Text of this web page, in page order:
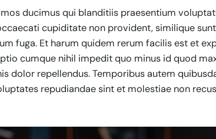
ducimus qui blanditiis praesentium
cupiditate non provident, similique
fuga. Et harum quidem rerum facilis est et
cumque nihil impedit quo minus id quod
dolor repellendus. Temporibus autem
repudiandae sint et molestiae non